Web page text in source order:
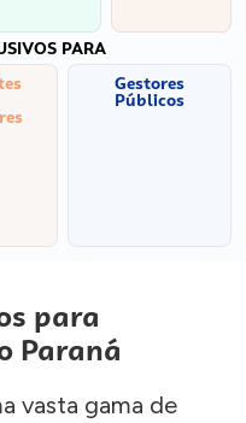
PARA
Gestores
Públicos
para
Paraná
vasta gama de